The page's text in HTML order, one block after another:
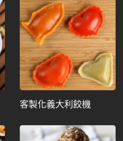
客製化義大利餃機